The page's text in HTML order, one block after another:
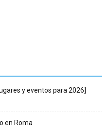
y eventos para 2026]
en Roma